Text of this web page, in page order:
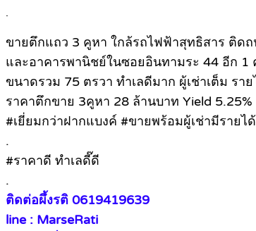
.
ขายตึกแถว 3 คูหา ใกล้รถไฟฟ้าสุทธิสาร ติด
และอาคารพานิชย์ในซอยอินทามระ 44 อีก 1
ขนาดรวม 75 ตรวา ทำเลดีมาก ผู้เช่าเต็ม รา
ราคาตึกขาย 3คูหา 28 ล้านบาท Yield 5.25%
#เยี่ยมกว่าฝากแบงค์ #ขายพร้อมผู้เช่ามีรายไ
.
#ราคาดี ทำเลดี๊ดี
.
ติดต่อผึ้งรติ 0619419639
line : MarseRati